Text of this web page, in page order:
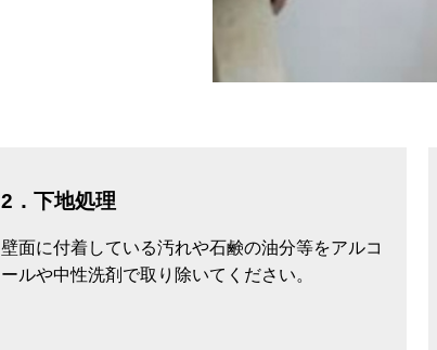
2．下地処理
壁面に付着している汚れや石鹸の油分等をアルコ
ールや中性洗剤で取り除いてください。